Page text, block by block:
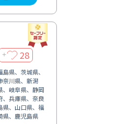
＋ 28
県、茨城県、
奈川県、新潟
、岐阜県、静岡
、兵庫県、奈良
県、山口県、福
県、鹿児島県